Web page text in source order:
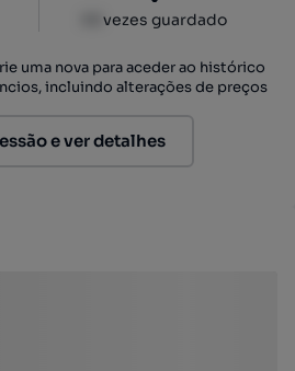
vezes guardado
uma nova para aceder ao histórico
incluindo alterações de preços
e ver detalhes